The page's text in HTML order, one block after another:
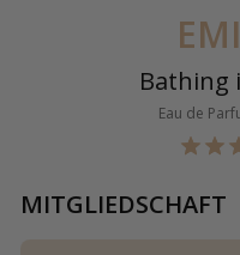
Bathing
Eau de
MITGLIEDSCHAFT